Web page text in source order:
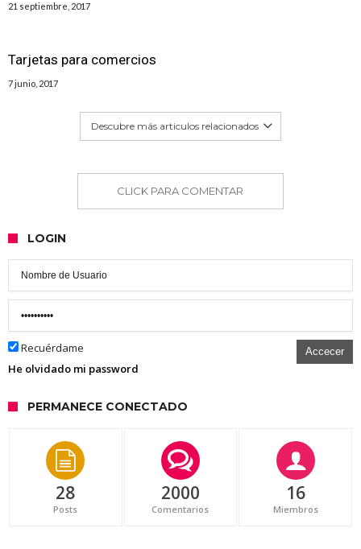
21 septiembre, 2017
Tarjetas para comercios
7 junio, 2017
Descubre más articulos relacionados
CLICK PARA COMENTAR
LOGIN
Recuérdame Accecer
He olvidado mi password
PERMANECE CONECTADO
28
Posts
2000
Comentarios
16
Miembros